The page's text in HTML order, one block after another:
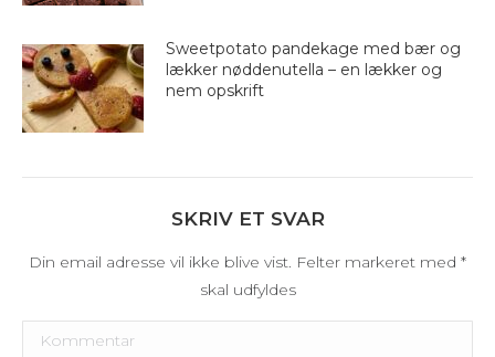
Sweetpotato pandekage med bær og
lækker nøddenutella – en lækker og
nem opskrift
SKRIV ET SVAR
Din email adresse vil ikke blive vist. Felter markeret med *
skal udfyldes
Kommentar